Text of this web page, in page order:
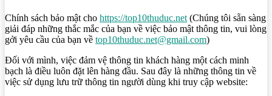
Chính sách bảo mật cho https://top10thuduc.net (Chúng tôi sẵn sàng
giải đáp những thắc mắc của bạn về việc bảo mật thông tin, vui lòng
gởi yêu cầu của bạn về top10thuduc.net@gmail.com)
Đối với mình, việc đảm vệ thông tin khách hàng một cách minh
bạch là điều luôn đặt lên hàng đầu. Sau đây là những thông tin về
việc sử dụng lưu trữ thông tin người dùng khi truy cập website: